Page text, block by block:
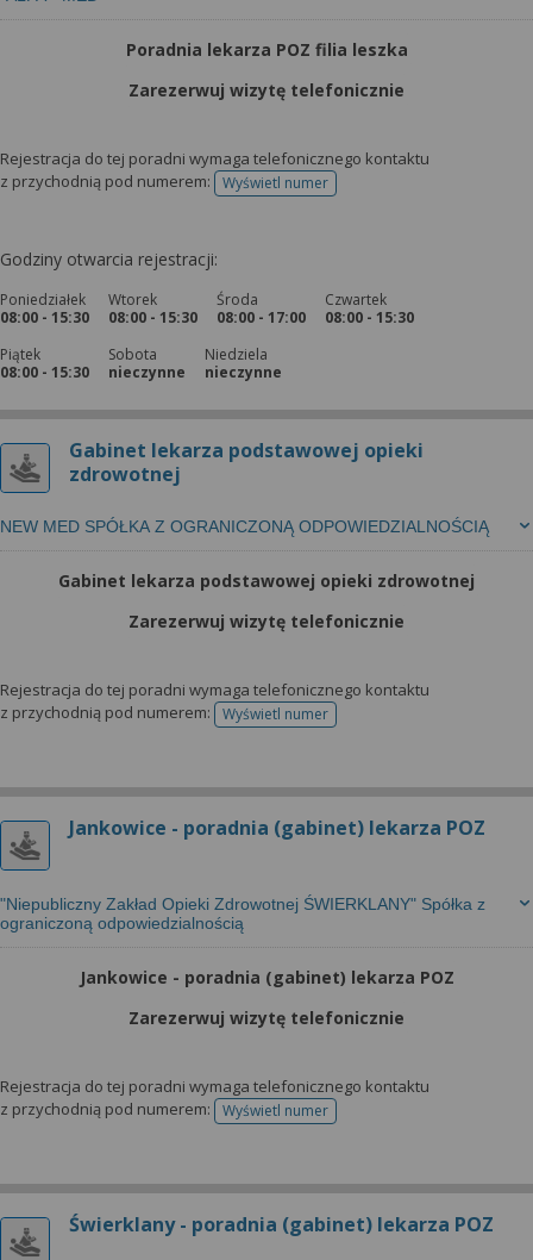
Poradnia lekarza POZ filia leszka
Zarezerwuj wizytę telefonicznie
Rejestracja do tej poradni wymaga telefonicznego kontaktu
z przychodnią pod numerem:
Wyświetl numertelefonu do rejestracji
Godziny otwarcia rejestracji:
Poniedziałek
08:00 - 15:30
Wtorek
08:00 - 15:30
Środa
08:00 - 17:00
Czwartek
08:00 - 15:30
Piątek
08:00 - 15:30
Sobota
nieczynne
Niedziela
nieczynne
Gabinet lekarza podstawowej opieki
zdrowotnej
NEW MED SPÓŁKA Z OGRANICZONĄ ODPOWIEDZIALNOŚCIĄ
Gabinet lekarza podstawowej opieki zdrowotnej
Zarezerwuj wizytę telefonicznie
Rejestracja do tej poradni wymaga telefonicznego kontaktu
z przychodnią pod numerem:
Wyświetl numertelefonu do rejestracji
Jankowice - poradnia (gabinet) lekarza POZ
"Niepubliczny Zakład Opieki Zdrowotnej ŚWIERKLANY" Spółka z
ograniczoną odpowiedzialnością
Jankowice - poradnia (gabinet) lekarza POZ
Zarezerwuj wizytę telefonicznie
Rejestracja do tej poradni wymaga telefonicznego kontaktu
z przychodnią pod numerem:
Wyświetl numertelefonu do rejestracji
Świerklany - poradnia (gabinet) lekarza POZ